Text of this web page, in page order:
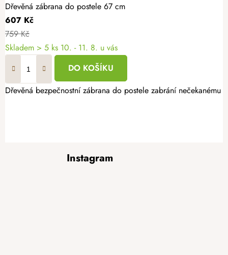
Dřevěná zábrana do postele 67 cm
607 Kč
759 Kč
Skladem > 5 ks 10. - 11. 8. u vás
DO KOŠÍKU
Dřevěná bezpečnostní zábrana do postele zabrání
Instagram